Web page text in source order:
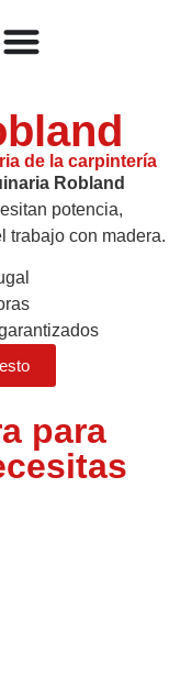
de la carpintería
Robland
potencia,
trabajo con madera.
para